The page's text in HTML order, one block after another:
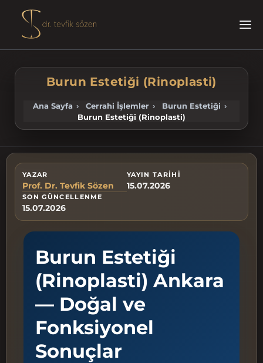
PROF. DR. TEVFIK SÖZEN
EKIBIMIZ
BASINDA BIZ
CERRAHI İŞLEMLER
PRP Tedavisi
BLOG
TESTLER
FOTOĞRAFLAR
İLETIŞIM
info@tevfiksozen.com
+(90) (535) 687 37 00
SOSYAL MEDYA
Burun Estetiği (Rinoplasti)
Ana Sayfa Cerrahi İşlemler
Burun Estetiği
Burun Estetiği (Rinoplasti)
YAZAR
Prof. Dr. Tevfik Sözen
YAYIN TARIHI
15.07.2026
SON GÜNCELLENME
15.07.2026
Burun Estetiği
(Rinoplasti) Ankara
— Doğal ve
Fonksiyonel
Sonuçlar